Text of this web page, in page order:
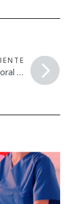
Accidente laboral grave al caer un trabajador a un pozo seco desde una altura de 10 metros